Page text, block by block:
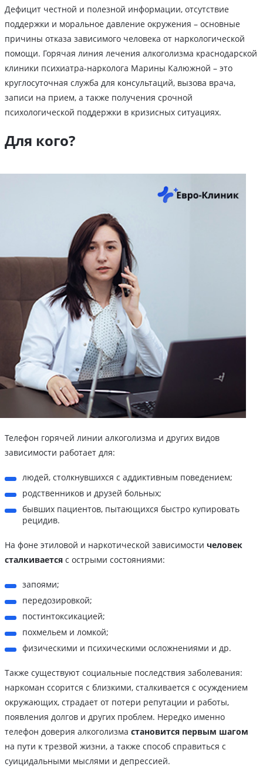
Дефицит честной и полезной информации, отсутствие
поддержки и моральное давление окружения – основные
причины отказа зависимого человека от наркологической
помощи. Горячая линия лечения алкоголизма краснодарской
клиники психиатра-нарколога Марины Калюжной – это
круглосуточная служба для консультаций, вызова врача,
записи на прием, а также получения срочной
психологической поддержки в кризисных ситуациях.
Для кого?
Телефон горячей линии алкоголизма и других видов
зависимости работает для:
людей, столкнувшихся с аддиктивным поведением;
родственников и друзей больных;
бывших пациентов, пытающихся быстро купировать
рецидив.
На фоне этиловой и наркотической зависимости человек
сталкивается с острыми состояниями:
запоями;
передозировкой;
постинтоксикацией;
похмельем и ломкой;
физическими и психическими осложнениями и др.
Также существуют социальные последствия заболевания:
наркоман ссорится с близкими, сталкивается с осуждением
окружающих, страдает от потери репутации и работы,
появления долгов и других проблем. Нередко именно
телефон доверия алкоголизма становится первым шагом
на пути к трезвой жизни, а также способ справиться с
суицидальными мыслями и депрессией.